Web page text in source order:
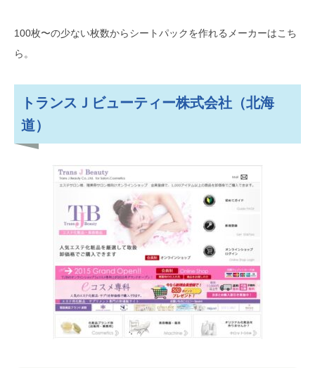
100枚〜の少ない枚数からシートパックを作れるメーカーはこち
ら。
トランスＪビューティー株式会社（北海
道）